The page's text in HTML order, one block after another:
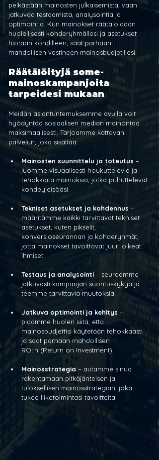
pelkästään mainosten julkaisemista, vaan
jatkuvaa testaamista, analysointia ja
optimointia. Kun mainokset räätälöidään
huolellisesti kohderyhmällesi ja asetukset
hiotaan kohdilleen, saat parhaan
mahdollisen vastineen mainosbudjetillesi.
Räätälöityjä some-
mainoskampanjoita
tarpeidesi mukaan
Meidän asiantuntemuksemme avulla voit
hyödyntää sosiaalisen median mainontaa
maksimaalisesti. Tarjoamme kattavan
palvelun, joka sisältää:
Mainosten suunnittelu ja toteutus –
luomme visuaalisesti houkuttelevia ja
tehokkaita mainoksia, jotka puhuttelevat
kohdeyleisöäsi.
Tekniset asetukset ja kohdennus –
määritämme kaikki tarvittavat tekniset
asetukset, kuten pikselit,
konversioseurannan ja kohderyhmät,
jotta mainokset tavoittavat juuri oikeat
ihmiset.
Testaus ja analysointi – seuraamme
jatkuvasti kampanjan suorituskykyä ja
teemme tarvittavia muutoksia.
Jatkuva optimointi ja kehitys –
pidämme huolen siitä, että
mainosbudjettisi käytetään tehokkaasti
ja saat parhaan mahdollisen
ROI:n (Return on Investment).
Mainosstrategia – autamme sinua
rakentamaan pitkäjänteisen ja
tuloksellisen mainosstrategian, joka
tukee liiketoimintasi tavoitteita.